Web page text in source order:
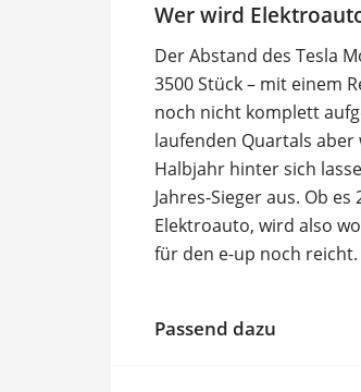
Wer wird
Der Abstand des Tesla
3500 Stück – mit einem
noch nicht komplett
laufenden Quartals
Halbjahr hinter sich
Jahres-Sieger aus. Ob
Elektroauto, wird also
für den e-up noch reicht.
Passend dazu